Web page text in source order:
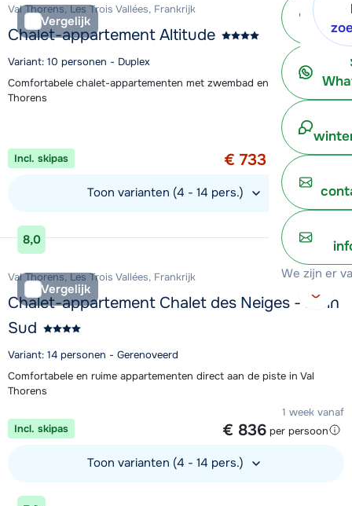
We zijn er
Vergelijk
Val Thorens, Les Trois Vallées, Frankrijk
Chalet-appartement Altitude
Variant: 10 personen - Duplex
Comfortabele chalet-appartementen met zwembad en sauna in Val
Thorens
Aanbieding
1 week vanaf
€ 733 per persoon
Incl. skipas
Toon varianten (4 - 14 pers.)
Bekijk accommodatie
8,0
Vergelijk
Val Thorens, Les Trois Vallées, Frankrijk
Chalet-appartement Chalet des Neiges - Plein
Sud
Variant: 14 personen - Gerenoveerd
Comfortabele en ruime appartementen direct aan de piste in Val
Thorens
1 week vanaf
€ 836 per persoon
Incl. skipas
Toon varianten (4 - 14 pers.)
Bekijk accommodatie